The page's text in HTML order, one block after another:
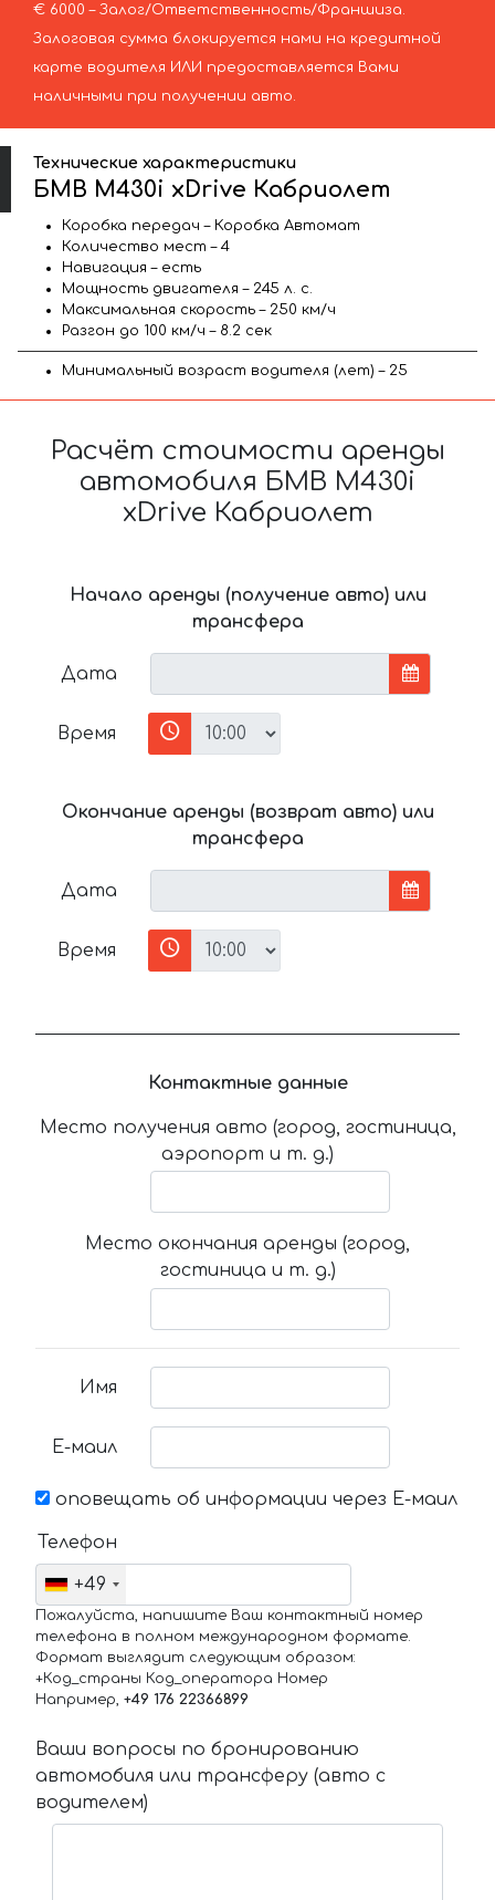
€ 6000 – Залог/Ответственность/Франшиза.
Залоговая сумма блокируется нами на кредитной
карте водителя ИЛИ предоставляется Вами
наличными при получении авто.
Технические характеристики
БМВ M430i xDrive Кабриолет
Коробка передач – Коробка Автомат
Количество мест – 4
Навигация – есть
Мощность двигателя – 245 л. с.
Максимальная скорость – 250 км/ч
Разгон до 100 км/ч – 8.2 сек
Минимальный возраст водителя (лет) – 25
Расчёт стоимости аренды
автомобиля БМВ M430i
xDrive Кабриолет
Начало аренды (получение авто) или
трансфера
Дата
Время
Окончание аренды (возврат авто) или
трансфера
Дата
Время
Контактные данные
Место получения авто (город, гостиница,
аэропорт и т. д.)
Место окончания аренды (город,
гостиница и т. д.)
Имя
Е-маил
оповещать об информации через Е-маил
Телефон
+49
Пожалуйста, напишите Ваш контактный номер
телефона в полном международном формате.
Формат выглядит следующим образом:
+Код_страны Код_оператора Номер
Например, +49 176 22366899
Ваши вопросы по бронированию
автомобиля или трансферу (авто с
водителем)